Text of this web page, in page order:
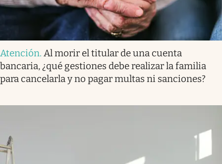
Atención. Al morir el titular de una cuenta
bancaria, ¿qué gestiones debe realizar la familia
para cancelarla y no pagar multas ni sanciones?